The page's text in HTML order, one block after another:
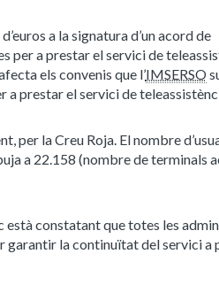
a la signatura d’un acord de
per a prestar el servici de
els convenis que l’IMSERSO
a prestar el servici de
per la Creu Roja. El nombre
a 22.158 (nombre de terminals
està constatant que totes les
la continuïtat del servici a